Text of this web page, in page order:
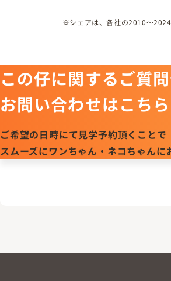
※シェアは、各社の2010～2024
この仔に関するご質
お問い合わせはこちら
ご希望の日時にて見学予約頂くことで
スムーズにワンちゃん・ネコちゃんに